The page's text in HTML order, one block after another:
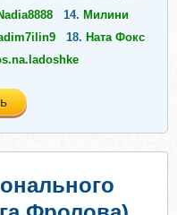
14. Милини
18. Ната Фокс